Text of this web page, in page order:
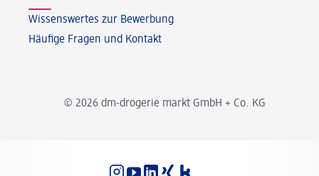
© 2026 dm-drogerie markt GmbH + Co. KG
Wissenswertes zur Bewerbung
Häufige Fragen und Kontakt